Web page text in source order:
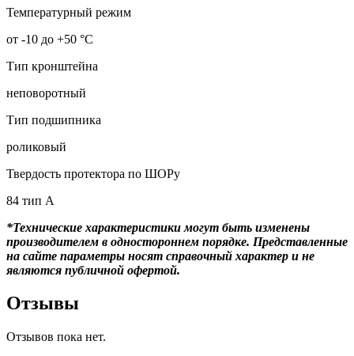
Температурный режим
от -10 до +50 °С
Тип кронштейна
неповоротный
Тип подшипника
роликовый
Твердость протектора по ШОРу
84 тип А
*Технические характеристики могут быть изменены
производителем в одностороннем порядке. Представленные
на сайте параметры носят справочный характер и не
являются публичной офертой.
Отзывы
Отзывов пока нет.